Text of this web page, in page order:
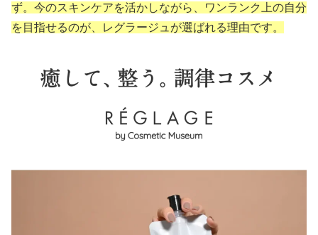
ず。今のスキンケアを活かしながら、ワンランク上の自分
を目指せるのが、レグラージュが選ばれる理由です。